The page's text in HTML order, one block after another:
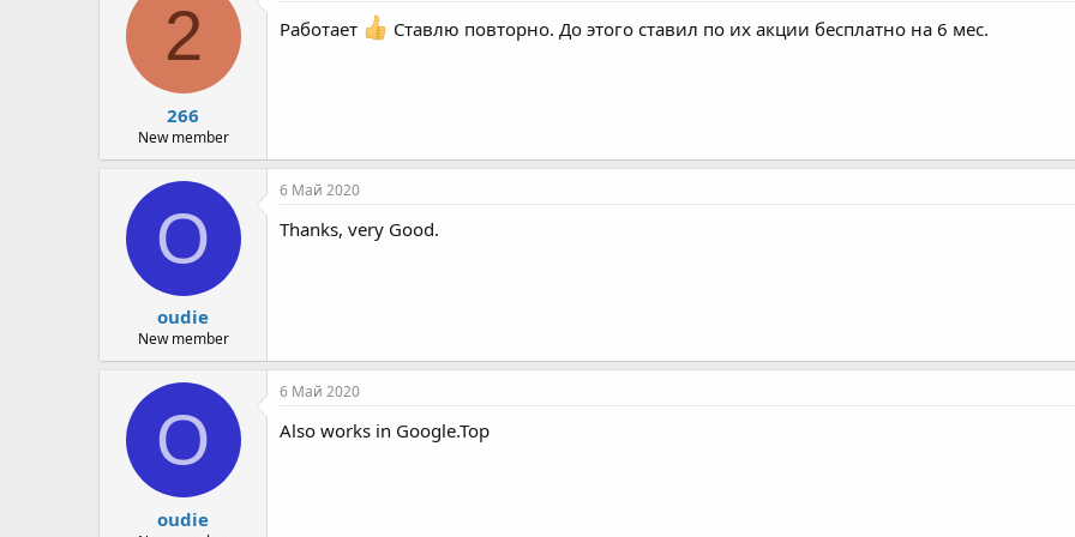
и
2
266
New member
Работает Ставлю повторно. До этого ставил по их акции бесплатно на 6 мес.
O
oudie
New member
6 Май 2020
Thanks, very Good.
O
oudie
6 Май 2020
Also works in Google.Top